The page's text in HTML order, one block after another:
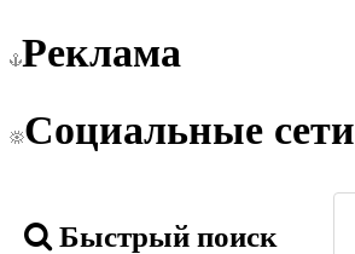
Реклама
Социальные сети
Быстрый поиск